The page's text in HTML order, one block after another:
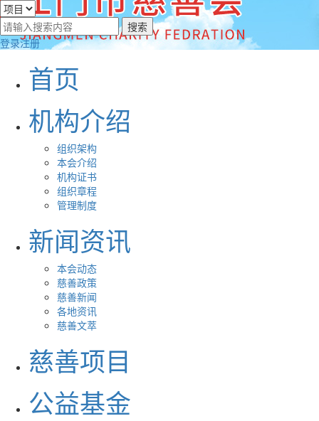
登录注册
首页
机构介绍
组织架构
本会介绍
机构证书
组织章程
管理制度
新闻资讯
本会动态
慈善政策
慈善新闻
各地资讯
慈善文萃
慈善项目
公益基金